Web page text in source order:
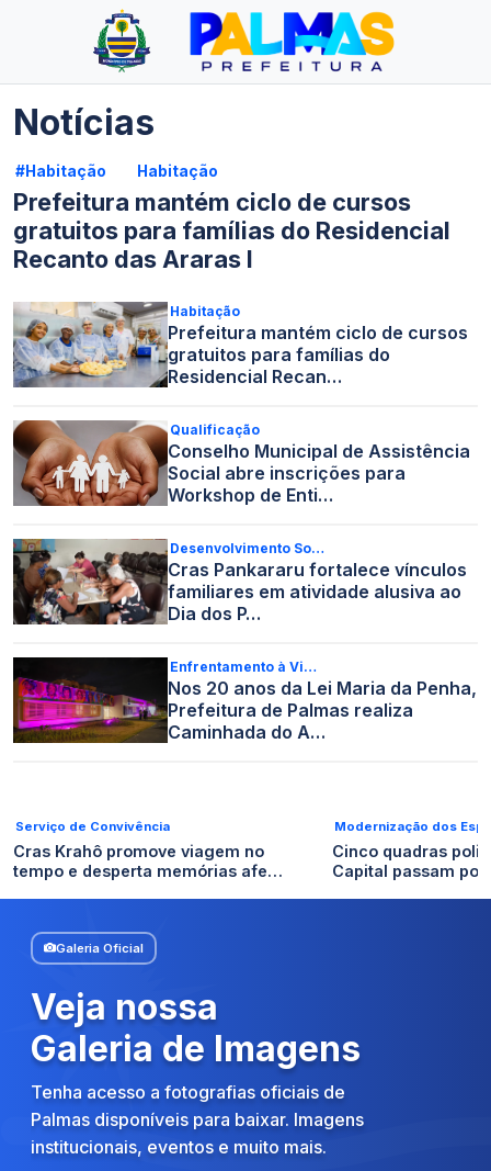
Notícias
#Habitação Habitação
Prefeitura mantém ciclo de cursos
gratuitos para famílias do Residencial
Recanto das Araras I
Habitação
Prefeitura mantém ciclo de cursos
gratuitos para famílias do
Residencial Recan…
Qualificação
Conselho Municipal de Assistência
Social abre inscrições para
Workshop de Enti…
Desenvolvimento So…
Cras Pankararu fortalece vínculos
familiares em atividade alusiva ao
Dia dos P…
Enfrentamento à Vi…
Nos 20 anos da Lei Maria da Penha,
Prefeitura de Palmas realiza
Caminhada do A…
Serviço de Convivência
Cras Krahô promove viagem no
tempo e desperta memórias afe…
Modernização dos
Cinco quadras
Capital passam
Galeria Oficial
Veja nossa
Galeria de Imagens
Tenha acesso a fotografias oficiais de
Palmas disponíveis para baixar. Imagens
institucionais, eventos e muito mais.